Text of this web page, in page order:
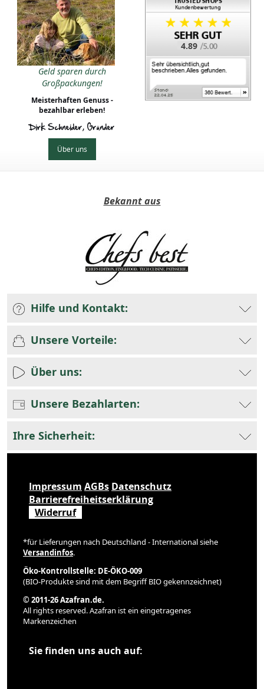
Geld sparen durch
Großpackungen!
Meisterhaften Genuss -
bezahlbar erleben!
Dirk Schneider, Gründer
Über uns
4.89
Bekannt aus
Hilfe und Kontakt:
Unsere Vorteile:
Über uns:
Unsere Bezahlarten:
Ihre Sicherheit:
Impressum AGBs Datenschutz
Barrierefreiheitserklärung
Widerruf
*für Lieferungen nach Deutschland - International siehe
Versandinfos.
Öko-Kontrollstelle: DE-ÖKO-009
(BIO-Produkte sind mit dem Begriff BIO gekennzeichnet)
© 2011-26 Azafran.de.
All rights reserved. Azafran ist ein eingetragenes
Markenzeichen
Sie finden uns auch auf: